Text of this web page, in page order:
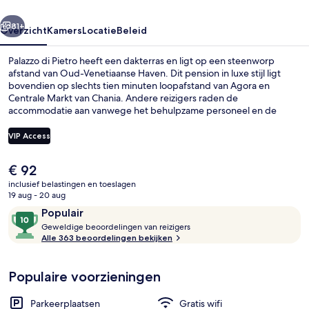
Volgende
81+
OverzichtKamersLocatieBeleid
Palazzo di Pietro heeft een dakterras en ligt op een steenworp
afstand van Oud-Venetiaanse Haven. Dit pension in luxe stijl ligt
bovendien op slechts tien minuten loopafstand van Agora en
Centrale Markt van Chania. Andere reizigers raden de
accommodatie aan vanwege het behulpzame personeel en de
VIP Access
De
huidige
prijs
€ 92
€ 92
inclusief belastingen en toeslagen
19 aug - 20 aug
Beoordelingen
Populair
10
van
10,
Geweldige beoordelingen van reizigers
i
Alle 363 beoordelingen bekijken
Populaire voorzieningen
Parkeerplaatsen
Gratis wifi